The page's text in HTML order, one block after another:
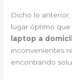
Dicho lo
lugar óptimo
laptop a
inconvenientes
encontrando